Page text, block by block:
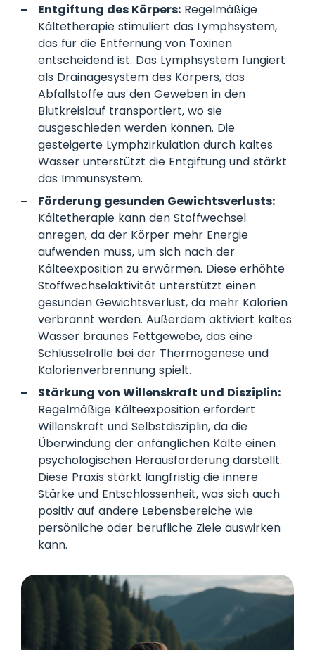
Entgiftung des Körpers: Regelmäßige
Kältetherapie stimuliert das Lymphsystem,
das für die Entfernung von Toxinen
entscheidend ist. Das Lymphsystem fungiert
als Drainagesystem des Körpers, das
Abfallstoffe aus den Geweben in den
Blutkreislauf transportiert, wo sie
ausgeschieden werden können. Die
gesteigerte Lymphzirkulation durch kaltes
Wasser unterstützt die Entgiftung und stärkt
das Immunsystem.
Förderung gesunden Gewichtsverlusts:
Kältetherapie kann den Stoffwechsel
anregen, da der Körper mehr Energie
aufwenden muss, um sich nach der
Kälteexposition zu erwärmen. Diese erhöhte
Stoffwechselaktivität unterstützt einen
gesunden Gewichtsverlust, da mehr Kalorien
verbrannt werden. Außerdem aktiviert kaltes
Wasser braunes Fettgewebe, das eine
Schlüsselrolle bei der Thermogenese und
Kalorienverbrennung spielt.
Stärkung von Willenskraft und Disziplin:
Regelmäßige Kälteexposition erfordert
Willenskraft und Selbstdisziplin, da die
Überwindung der anfänglichen Kälte einen
psychologischen Herausforderung darstellt.
Diese Praxis stärkt langfristig die innere
Stärke und Entschlossenheit, was sich auch
positiv auf andere Lebensbereiche wie
persönliche oder berufliche Ziele auswirken
kann.